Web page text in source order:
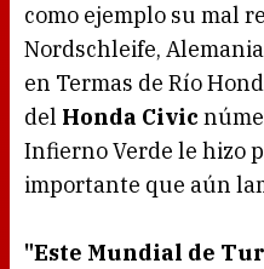
como ejemplo su mal
Nordschleife,
en Termas de Río
del Honda Civic
Infierno Verde le hizo
importante que aún
"Este Mundial de